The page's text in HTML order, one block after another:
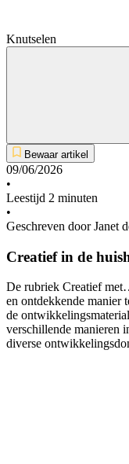
Knutselen
Bewaar artikel
09/06/2026
•
Leestijd 2 minuten
•
Geschreven door Janet
Creatief in de
De rubriek Creatief
en ontdekkende manier
de
verschillende manieren
diverse